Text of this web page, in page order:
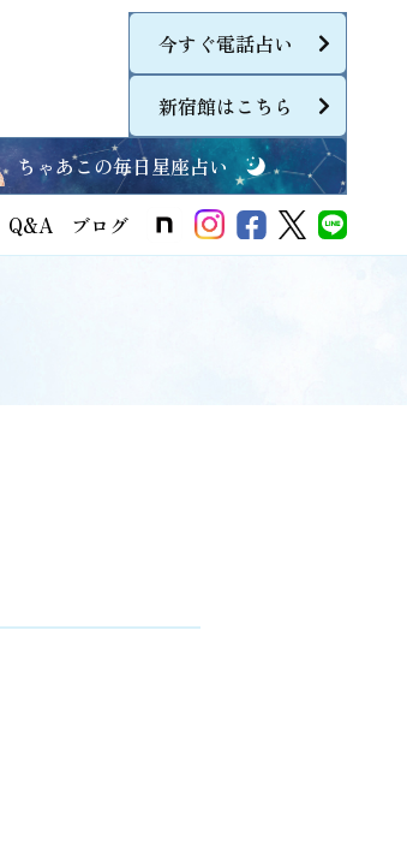
今すぐ電話占い
新宿館はこちら
ちゃあこの毎日星座占い
Q&A ブログ